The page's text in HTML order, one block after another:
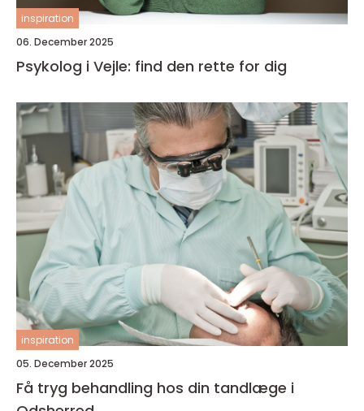
inspiration
06. December 2025
Psykolog i Vejle: find den rette for dig
inspiration
05. December 2025
Få tryg behandling hos din tandlæge i